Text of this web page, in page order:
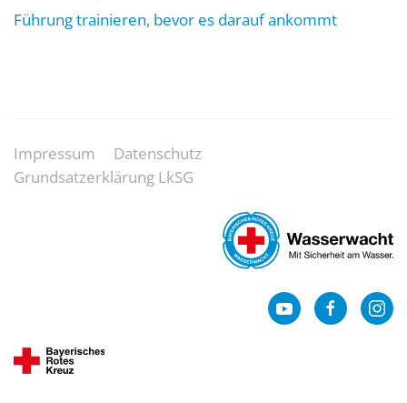
Führung trainieren, bevor es darauf ankommt
Impressum
Datenschutz
Grundsatzerklärung LkSG